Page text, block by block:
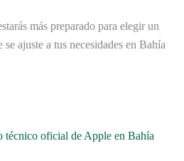
más preparado para elegir un
se ajuste a tus necesidades en Bahía
técnico oficial de Apple en Bahía